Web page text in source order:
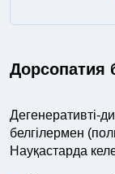
Дорсопатия
Дегенеративті-
белгілермен
Науқастарда